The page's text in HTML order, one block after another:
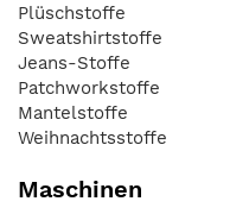
Plüschstoffe
Sweatshirtstoffe
Jeans-Stoffe
Patchworkstoffe
Mantelstoffe
Weihnachtsstoffe
Maschinen